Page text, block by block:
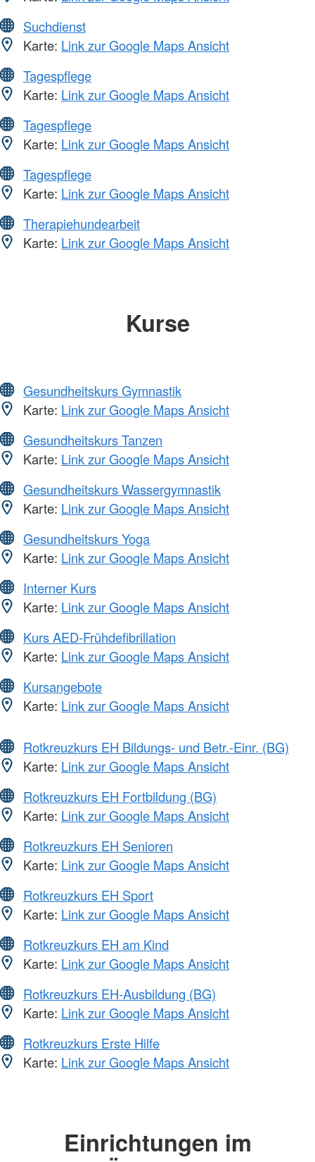
Suchdienst
Karte: Link zur Google Maps Ansicht
Tagespflege
Karte: Link zur Google Maps Ansicht
Tagespflege
Karte: Link zur Google Maps Ansicht
Tagespflege
Karte: Link zur Google Maps Ansicht
Therapiehundearbeit
Karte: Link zur Google Maps Ansicht
Kurse
Gesundheitskurs Gymnastik
Karte: Link zur Google Maps Ansicht
Gesundheitskurs Tanzen
Karte: Link zur Google Maps Ansicht
Gesundheitskurs Wassergymnastik
Karte: Link zur Google Maps Ansicht
Gesundheitskurs Yoga
Karte: Link zur Google Maps Ansicht
Interner Kurs
Karte: Link zur Google Maps Ansicht
Kurs AED-Frühdefibrillation
Karte: Link zur Google Maps Ansicht
Kursangebote
Karte: Link zur Google Maps Ansicht
Rotkreuzkurs EH Bildungs- und Betr.-Einr. (BG)
Karte: Link zur Google Maps Ansicht
Rotkreuzkurs EH Fortbildung (BG)
Karte: Link zur Google Maps Ansicht
Rotkreuzkurs EH Senioren
Karte: Link zur Google Maps Ansicht
Rotkreuzkurs EH Sport
Karte: Link zur Google Maps Ansicht
Rotkreuzkurs EH am Kind
Karte: Link zur Google Maps Ansicht
Rotkreuzkurs EH-Ausbildung (BG)
Karte: Link zur Google Maps Ansicht
Rotkreuzkurs Erste Hilfe
Karte: Link zur Google Maps Ansicht
Einrichtungen im